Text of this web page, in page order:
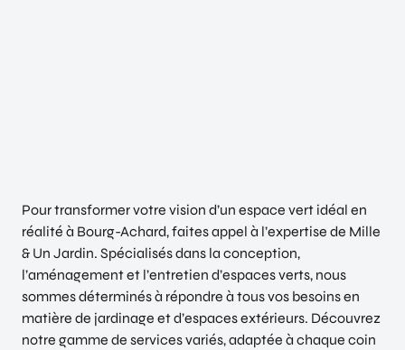
Pour transformer votre vision d’un espace vert idéal en
réalité à Bourg-Achard, faites appel à l’expertise de Mille
& Un Jardin. Spécialisés dans la conception,
l’aménagement et l’entretien d’espaces verts, nous
sommes déterminés à répondre à tous vos besoins en
matière de jardinage et d’espaces extérieurs. Découvrez
notre gamme de services variés, adaptée à chaque coin